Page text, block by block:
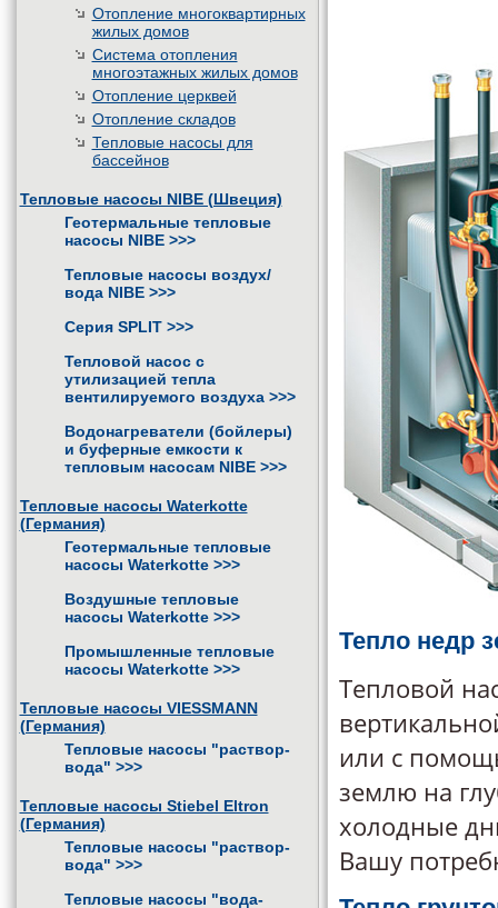
Отопление многоквартирных
жилых домов
Система отопления
многоэтажных жилых домов
Отопление церквей
Отопление складов
Тепловые насосы для
бассейнов
Тепловые насосы NIBE (Швеция)
Геотермальные тепловые
насосы NIBE >>>
Тепловые насосы воздух/
вода NIBE >>>
Серия SPLIT >>>
Тепловой насос с
утилизацией тепла
вентилируемого воздуха >>>
Водонагреватели (бойлеры)
и буферные емкости к
тепловым насосам NIBE >>>
Тепловые насосы Waterkotte
(Германия)
Геотермальные тепловые
насосы Waterkotte >>>
Воздушные тепловые
насосы Waterkotte >>>
Промышленные тепловые
насосы Waterkotte >>>
Тепловые насосы VIESSMANN
(Германия)
Тепловые насосы "раствор-
вода" >>>
Тепловые насосы Stiebel Eltron
(Германия)
Тепловые насосы "раствор-
вода" >>>
Тепловые насосы "вода-
Тепло недр
Тепловой
или с
землю на
холодные
Вашу